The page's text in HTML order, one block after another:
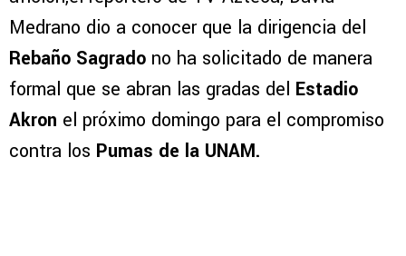
Medrano dio a conocer que la dirigencia del
Rebaño Sagrado no ha solicitado de manera
formal que se abran las gradas del Estadio
Akron el próximo domingo para el compromiso
contra los Pumas de la UNAM.